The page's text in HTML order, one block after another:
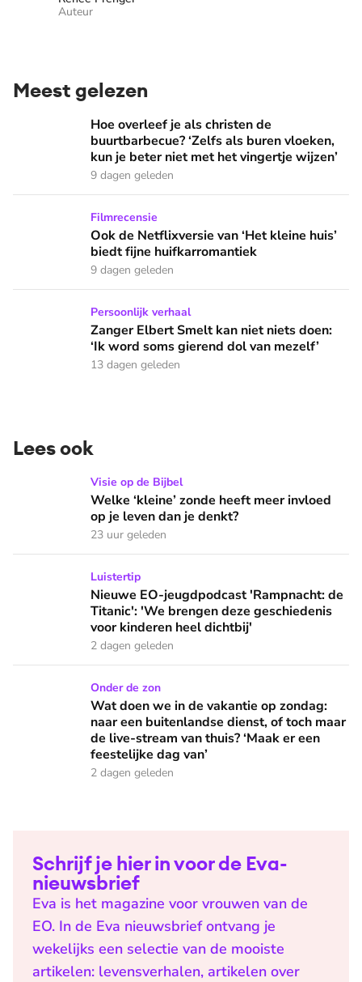
Auteur
Meest gelezen
Hoe overleef je als christen de buurtbarbecue? ‘Zelfs als
Hoe overleef je als christen de
buurtbarbecue? ‘Zelfs als buren vloeken,
kun je beter niet met het vingertje wijzen’
9 dagen geleden
Ook de Netflixversie van ‘Het kleine huis’ biedt fijne
Filmrecensie
Ook de Netflixversie van ‘Het kleine huis’
biedt fijne huifkarromantiek
9 dagen geleden
Zanger Elbert Smelt kan niet niets doen: ‘Ik word soms
Persoonlijk verhaal
Zanger Elbert Smelt kan niet niets doen:
‘Ik word soms gierend dol van mezelf’
13 dagen geleden
Lees ook
Welke ‘kleine’ zonde heeft meer invloed op je leven dan je
Visie op de Bijbel
Welke ‘kleine’ zonde heeft meer invloed
op je leven dan je denkt?
23 uur geleden
Nieuwe EO-jeugdpodcast 'Rampnacht: de Titanic': 'We
Luistertip
Nieuwe EO-jeugdpodcast 'Rampnacht: de
Titanic': 'We brengen deze geschiedenis
voor kinderen heel dichtbij'
2 dagen geleden
Wat doen we in de vakantie op zondag: naar een
Onder de zon
Wat doen we in de vakantie op zondag:
naar een buitenlandse dienst, of toch maar
de live-stream van thuis? ‘Maak er een
feestelijke dag van’
2 dagen geleden
Schrijf je hier in voor de Eva-
nieuwsbrief
Eva is het magazine voor vrouwen van de
EO. In de Eva nieuwsbrief ontvang je
wekelijks een selectie van de mooiste
artikelen: levensverhalen, artikelen over